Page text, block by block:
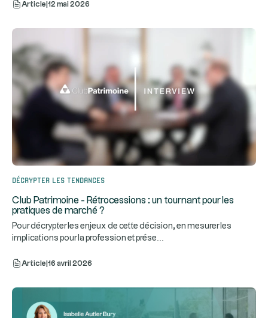
Article 12 mai 2026
Décrypter les tendances
Club Patrimoine - Rétrocessions : un tournant pour les
pratiques de marché ?
Pour décrypter les enjeux de cette décision, en mesurer les
implications pour la profession et prése
Article 16 avril 2026